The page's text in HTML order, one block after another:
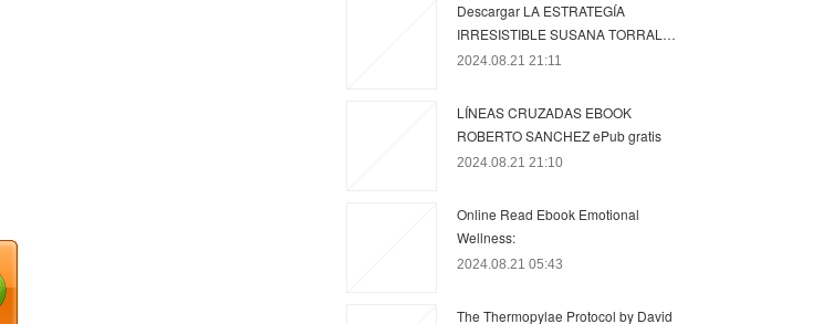
Descargar LA ESTRATEGÍA
IRRESISTIBLE SUSANA TORRAL…
2024.08.21 21:11
LÍNEAS CRUZADAS EBOOK
ROBERTO SANCHEZ ePub gratis
2024.08.21 21:10
Online Read Ebook Emotional
Wellness:
2024.08.21 05:43
The Thermopylae Protocol by David